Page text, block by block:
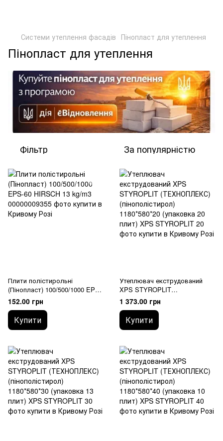
Системи утеплення фасадів Пінопласт для утеплення
Пінопласт для утеплення
Фільтр За популярністю
Плити полістирольні
(Пінопласт) 100/500/1000 EPS-
60 HIRSCH 13 kg/m3
152.00 грн
Купити
Утеплювач екструдований
XPS STYROPLIT
(ТЕХНОПЛЕКС)
(пінополістирол) 1180*580*20
(упаковка 20 плит)
1 373.00 грн
Купити